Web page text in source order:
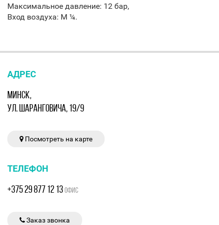
Максимальное давление: 12 бар,
Вход воздуха: М ¼.
АДРЕС
МИНСК,
УЛ. ШАРАНГОВИЧА, 19/9
Посмотреть на карте
ТЕЛЕФОН
+375 29 877 12 13ОФИС
Заказ звонка